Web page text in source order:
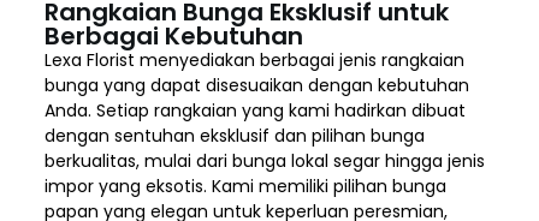
Rangkaian Bunga Eksklusif untuk
Berbagai Kebutuhan
Lexa Florist menyediakan berbagai jenis rangkaian
bunga yang dapat disesuaikan dengan kebutuhan
Anda. Setiap rangkaian yang kami hadirkan dibuat
dengan sentuhan eksklusif dan pilihan bunga
berkualitas, mulai dari bunga lokal segar hingga jenis
impor yang eksotis. Kami memiliki pilihan bunga
papan yang elegan untuk keperluan peresmian,